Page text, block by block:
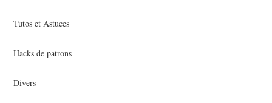
Tutos et Astuces
Hacks de patrons
Divers